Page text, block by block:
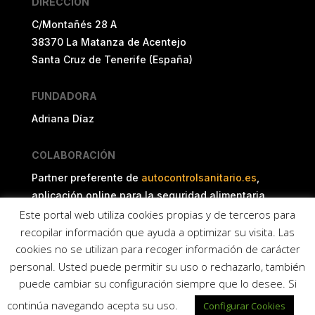
C/Montañés 28 A
38370 La Matanza de Acentejo
Santa Cruz de Tenerife (España)
FUNDADORA
Adriana Díaz
COLABORACIÓN
Partner preferente de autocontrolsanitario.es
aplicación online para la seguridad alimentaria.
Copyright © 2011 - 2026 ISISA
Este portal web utiliza cookies propias y de terceros para
recopilar información que ayuda a optimizar su visita. Las
cookies no se utilizan para recoger información de carácter
personal. Usted puede permitir su uso o rechazarlo, también
puede cambiar su configuración siempre que lo desee. Si
continúa navegando acepta su uso.
Configurar Cookies